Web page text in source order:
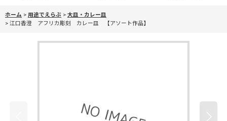
ホーム > 用途でえらぶ > 大皿・カレー皿
> 江口香澄 アフリカ彫刻 カレー皿 【アソート作品】